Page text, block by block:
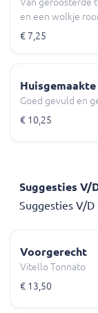
en een wolkje
€ 7,25
Goed gevuld en
€ 10,25
Suggesties V/
Suggesties V/D
Voorgerecht
Vitello Tonnato
€ 13,50